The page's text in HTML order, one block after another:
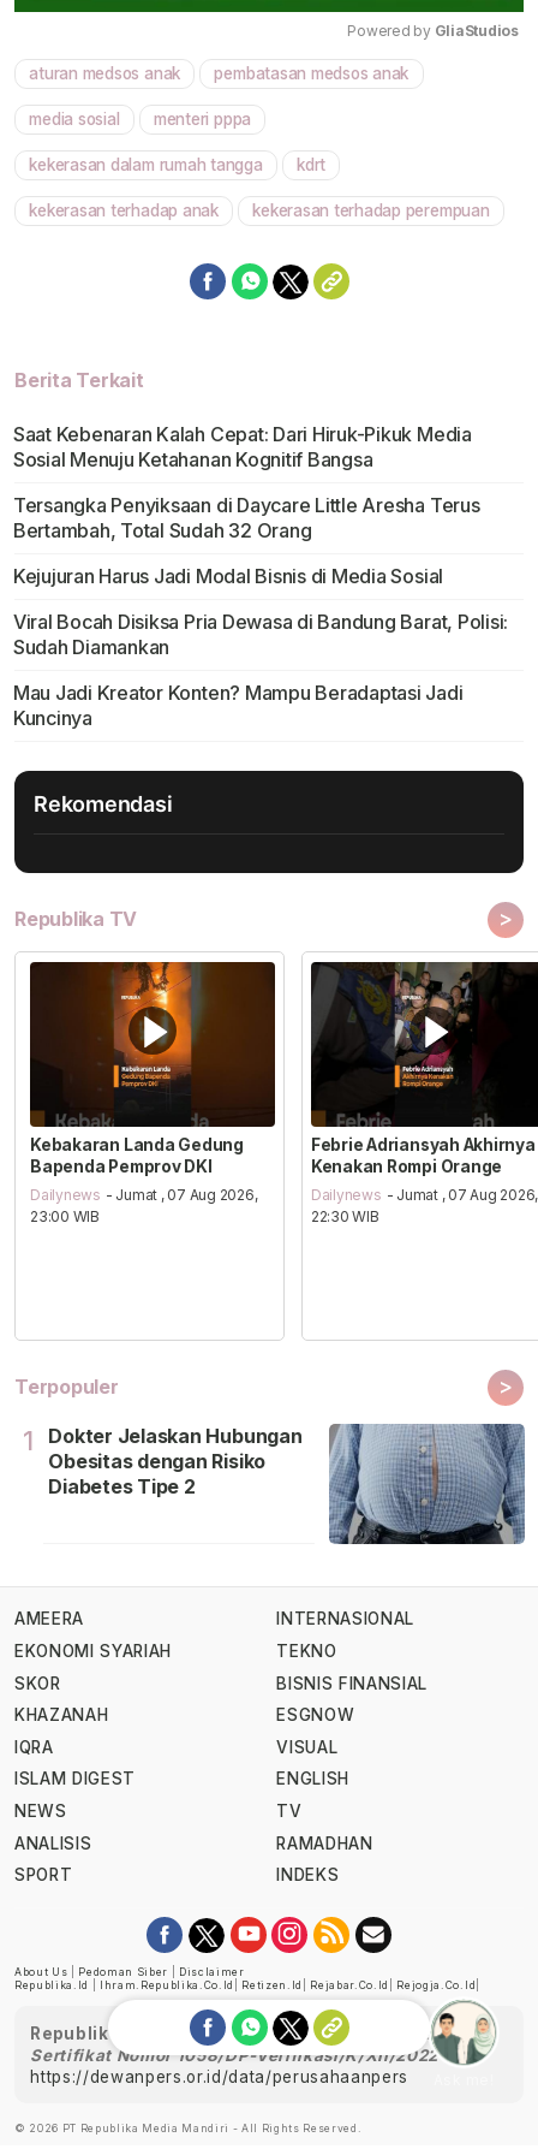
Powered by GliaStudios
aturan medsos anak pembatasan medsos anak
media sosial menteri pppa
kekerasan dalam rumah tangga kdrt
kekerasan terhadap anak kekerasan terhadap perempuan
Berita Terkait
Saat Kebenaran Kalah Cepat: Dari Hiruk-Pikuk Media
Sosial Menuju Ketahanan Kognitif Bangsa
Tersangka Penyiksaan di Daycare Little Aresha Terus
Bertambah, Total Sudah 32 Orang
Kejujuran Harus Jadi Modal Bisnis di Media Sosial
Viral Bocah Disiksa Pria Dewasa di Bandung Barat, Polisi:
Sudah Diamankan
Mau Jadi Kreator Konten? Mampu Beradaptasi Jadi
Kuncinya
Rekomendasi
Republika TV >
Kebakaran Landa Gedung
Bapenda Pemprov DKI
Dailynews - Jumat , 07 Aug 2026,
23:00 WIB
Febrie Adriansyah Akhirnya
Kenakan Rompi Orange
Dailynews - Jumat , 07 Aug 2026,
22:30 WIB
Terpopuler >
1
Dokter Jelaskan Hubungan
Obesitas dengan Risiko
Diabetes Tipe 2
AMEERA
EKONOMI SYARIAH
SKOR
KHAZANAH
IQRA
ISLAM DIGEST
NEWS
ANALISIS
SPORT
INTERNASIONAL
TEKNO
BISNIS FINANSIAL
ESGNOW
VISUAL
ENGLISH
TV
RAMADHAN
INDEKS
About Us Pedoman Siber
Disclaimer
Republika.id
Ihram.republika.co.id Retizen.id Rejabar.co.id Rejogja.co.id
Republika telah diverifikasi oleh Dewan Pers
Sertifikat Nomor 1058/DP-Verifikasi/K/XII/2022
https://dewanpers.or.id/data/perusahaanpers
© 2026 PT Republika Media Mandiri - All Rights Reserved.